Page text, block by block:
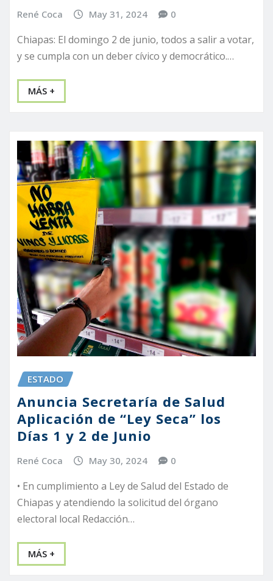
René Coca May 31, 2024 0
Chiapas: El domingo 2 de junio, todos a salir a votar,
y se cumpla con un deber cívico y democrático.…
MÁS +
ESTADO
Anuncia Secretaría de Salud
Aplicación de “Ley Seca” los
Días 1 y 2 de Junio
René Coca May 30, 2024 0
• En cumplimiento a Ley de Salud del Estado de
Chiapas y atendiendo la solicitud del órgano
electoral local Redacción…
MÁS +